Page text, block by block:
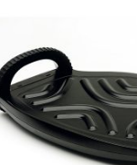
x
13,5
cm
-